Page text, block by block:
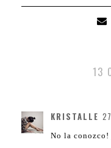
13
KRISTALLE
No la conozco!